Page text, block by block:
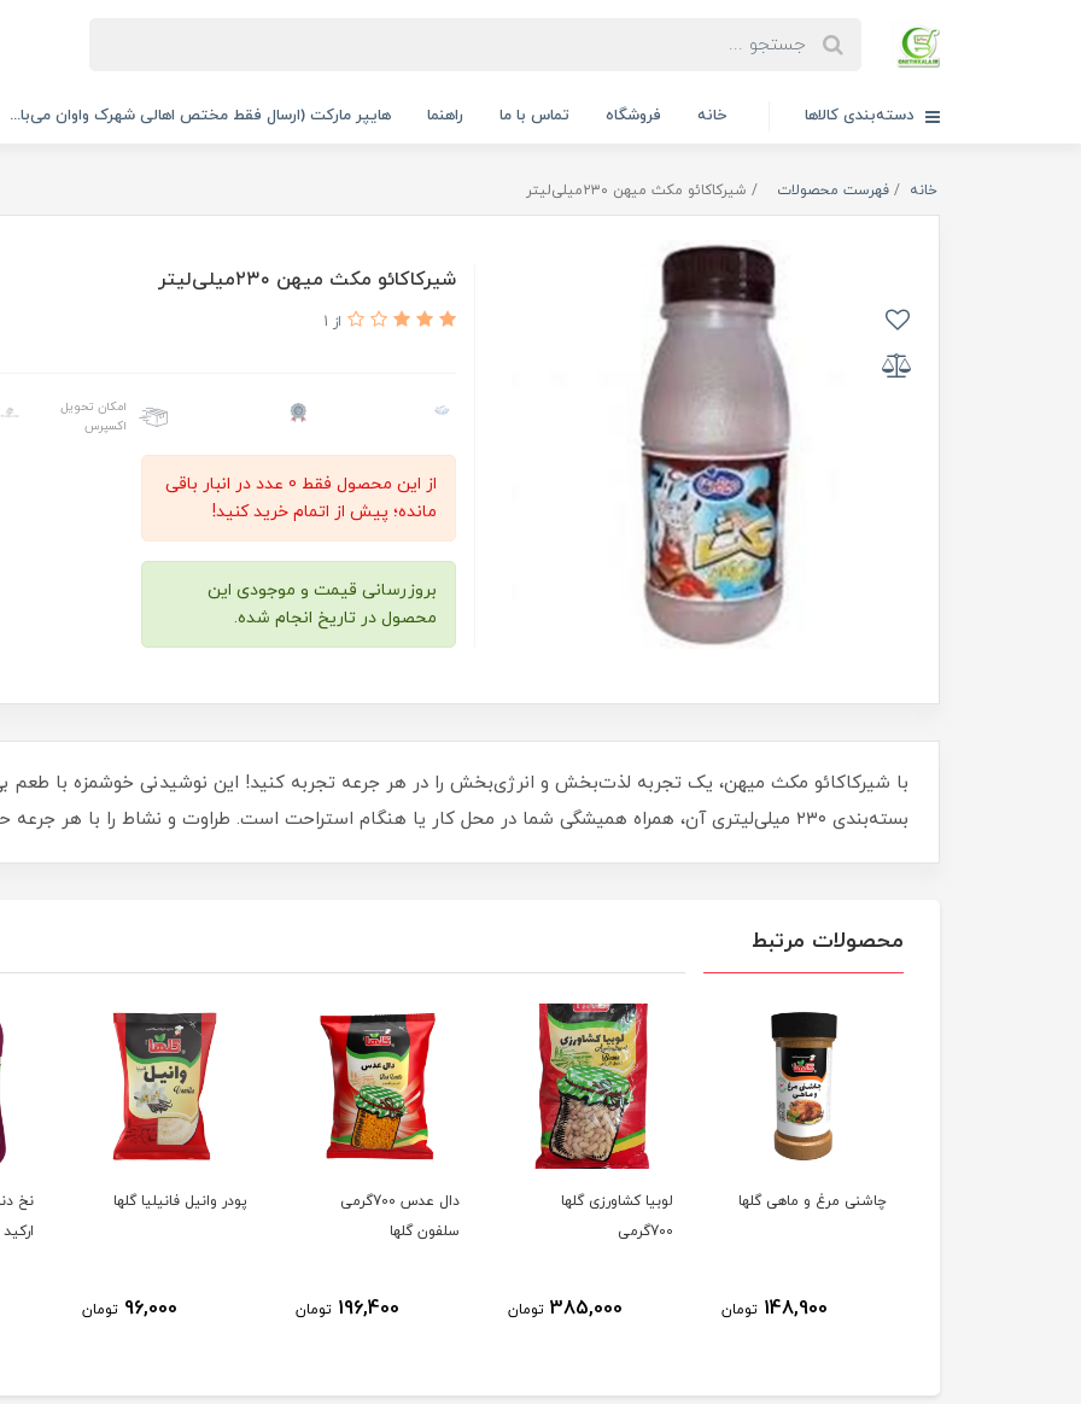
دسته‌بندی کالاها خانه فروشگاه تماس با ما راهنما هایپر مارکت (ارسال فقط مختص اهالی شهرک واوان می‌با...
خانه فهرست محصولات شیرکاکائو مکث میهن ۲۳۰میلی‌لیتر
شیرکاکائو مکث میهن ۲۳۰میلی‌لیتر
از 1
امکان تحویل
اکسپرس
از این محصول فقط 0 عدد در انبار باقی
مانده؛ پیش از اتمام خرید کنید!
بروزرسانی قیمت و موجودی این
محصول در تاریخ انجام شده.
با شیرکاکائو مکث میهن، یک تجربه لذت‌بخش و انرژی‌بخش را در هر جرعه تجربه کنید! این نوشیدنی خوشمزه با طعم
بسته‌بندی ۲۳۰ میلی‌لیتری آن، همراه همیشگی شما در محل کار یا هنگام استراحت است. طراوت و نشاط را با هر جرعه حس کنید!
محصولات مرتبط
چاشنی مرغ و ماهی گلها
148,900 تومان
لوبیا کشاورزی گلها
700گرمی
385,000 تومان
دال عدس 700گرمی
سلفون گلها
196,400 تومان
پودر وانیل فانیلیا گلها
96,000 تومان
نخ
ارکید